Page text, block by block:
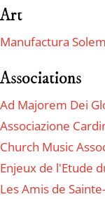
Art
Manufactura
Associations
Ad Majorem Dei
Associazione
Church Music
Enjeux de l'Etude
Les Amis de